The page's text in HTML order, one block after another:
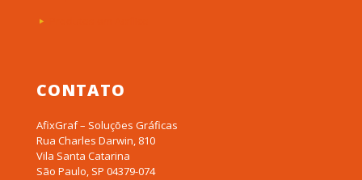
CONTATO
AfixGraf – Soluções Gráficas
Rua Charles Darwin, 810
Vila Santa Catarina
São Paulo, SP 04379-074